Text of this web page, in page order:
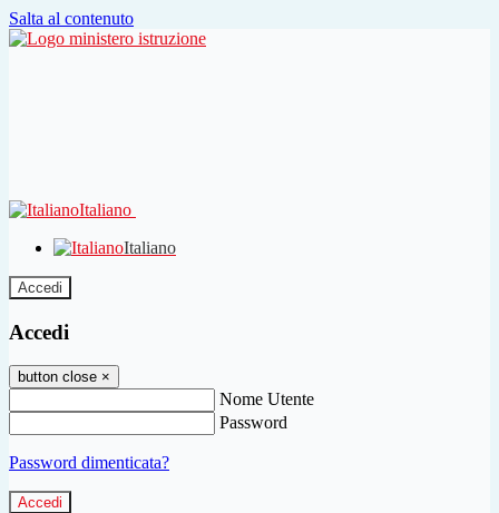
Salta al contenuto
Italiano
Italiano
Accedi
Accedi
button close ×
Nome Utente
Password
Password dimenticata?